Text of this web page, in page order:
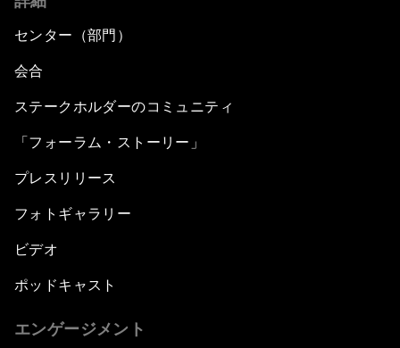
センター（部門）
会合
ステークホルダーのコミュニティ
「フォーラム・ストーリー」
プレスリリース
フォトギャラリー
ビデオ
ポッドキャスト
エンゲージメント